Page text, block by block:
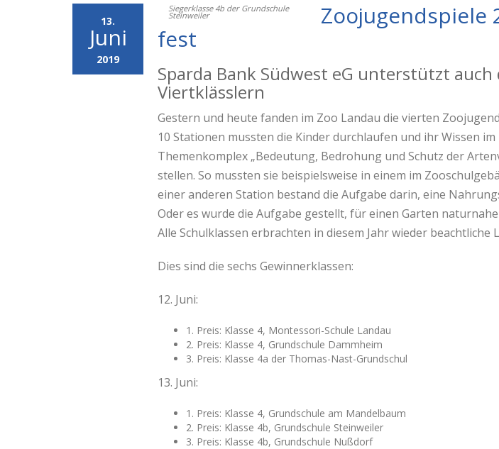
13.
Juni
2019
Siegerklasse 4b der Grundschule
Steinweiler
Zoojugendspiele
fest
Sparda Bank Südwest eG unterstützt
Viertklässlern
Gestern und heute fanden im Zoo Landau die vierten
10 Stationen mussten die Kinder durchlaufen und ihr Wissen
Themenkomplex „Bedeutung, Bedrohung und Schutz der
stellen. So mussten sie beispielsweise in einem im
einer anderen Station bestand die Aufgabe darin, eine
Oder es wurde die Aufgabe gestellt, für einen Garten
Alle Schulklassen erbrachten in diesem Jahr wieder beachtliche
Dies sind die sechs Gewinnerklassen:
12. Juni:
1. Preis: Klasse 4, Montessori-Schule Landau
2. Preis: Klasse 4, Grundschule Dammheim
3. Preis: Klasse 4a der Thomas-Nast-Grundschul
13. Juni:
1. Preis: Klasse 4, Grundschule am Mandelbaum
2. Preis: Klasse 4b, Grundschule Steinweiler
3. Preis: Klasse 4b, Grundschule Nußdorf